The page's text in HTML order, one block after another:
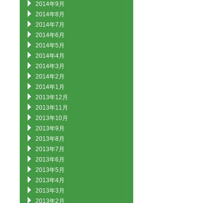
2014年9月
2014年8月
2014年7月
2014年6月
2014年5月
2014年4月
2014年3月
2014年2月
2014年1月
2013年12月
2013年11月
2013年10月
2013年9月
2013年8月
2013年7月
2013年6月
2013年5月
2013年4月
2013年3月
2013年2月